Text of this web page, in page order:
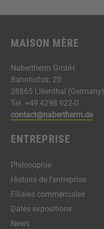
MAISON MÈRE
Nabertherm GmbH
Bahnhofstr. 20
28865 Lilienthal (Germany)
Tel. +49 4298 922-0
contact@nabertherm.de
ENTREPRISE
Philosophie
Histoire de l'entreprise
Filiales commerciales
Dates expositions
News